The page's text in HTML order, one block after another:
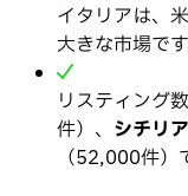
イタリアは、
大きな市場です
リスティング
件）、 シチリア
（52,000件）